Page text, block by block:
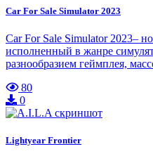
Car For Sale Simulator 2023
Car For Sale Simulator 2023–
исполненный в жанре
разнообразием геймплея,
80
0
Lightyear Frontier